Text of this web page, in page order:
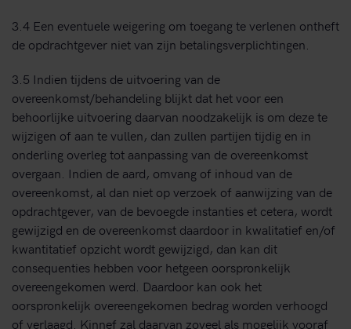
3.4 Een eventuele weigering om toegang te verlenen ontheft
de opdrachtgever niet van zijn betalingsverplichtingen.
3.5 Indien tijdens de uitvoering van de
overeenkomst/behandeling blijkt dat het voor een
behoorlijke uitvoering daarvan noodzakelijk is om deze te
wijzigen of aan te vullen, dan zullen partijen tijdig en in
onderling overleg tot aanpassing van de overeenkomst
overgaan. Indien de aard, omvang of inhoud van de
overeenkomst, al dan niet op verzoek of aanwijzing van de
opdrachtgever, van de bevoegde instanties et cetera, wordt
gewijzigd en de overeenkomst daardoor in kwalitatief en/of
kwantitatief opzicht wordt gewijzigd, dan kan dit
consequenties hebben voor hetgeen oorspronkelijk
overeengekomen werd. Daardoor kan ook het
oorspronkelijk overeengekomen bedrag worden verhoogd
of verlaagd. Kinnef zal daarvan zoveel als mogelijk vooraf